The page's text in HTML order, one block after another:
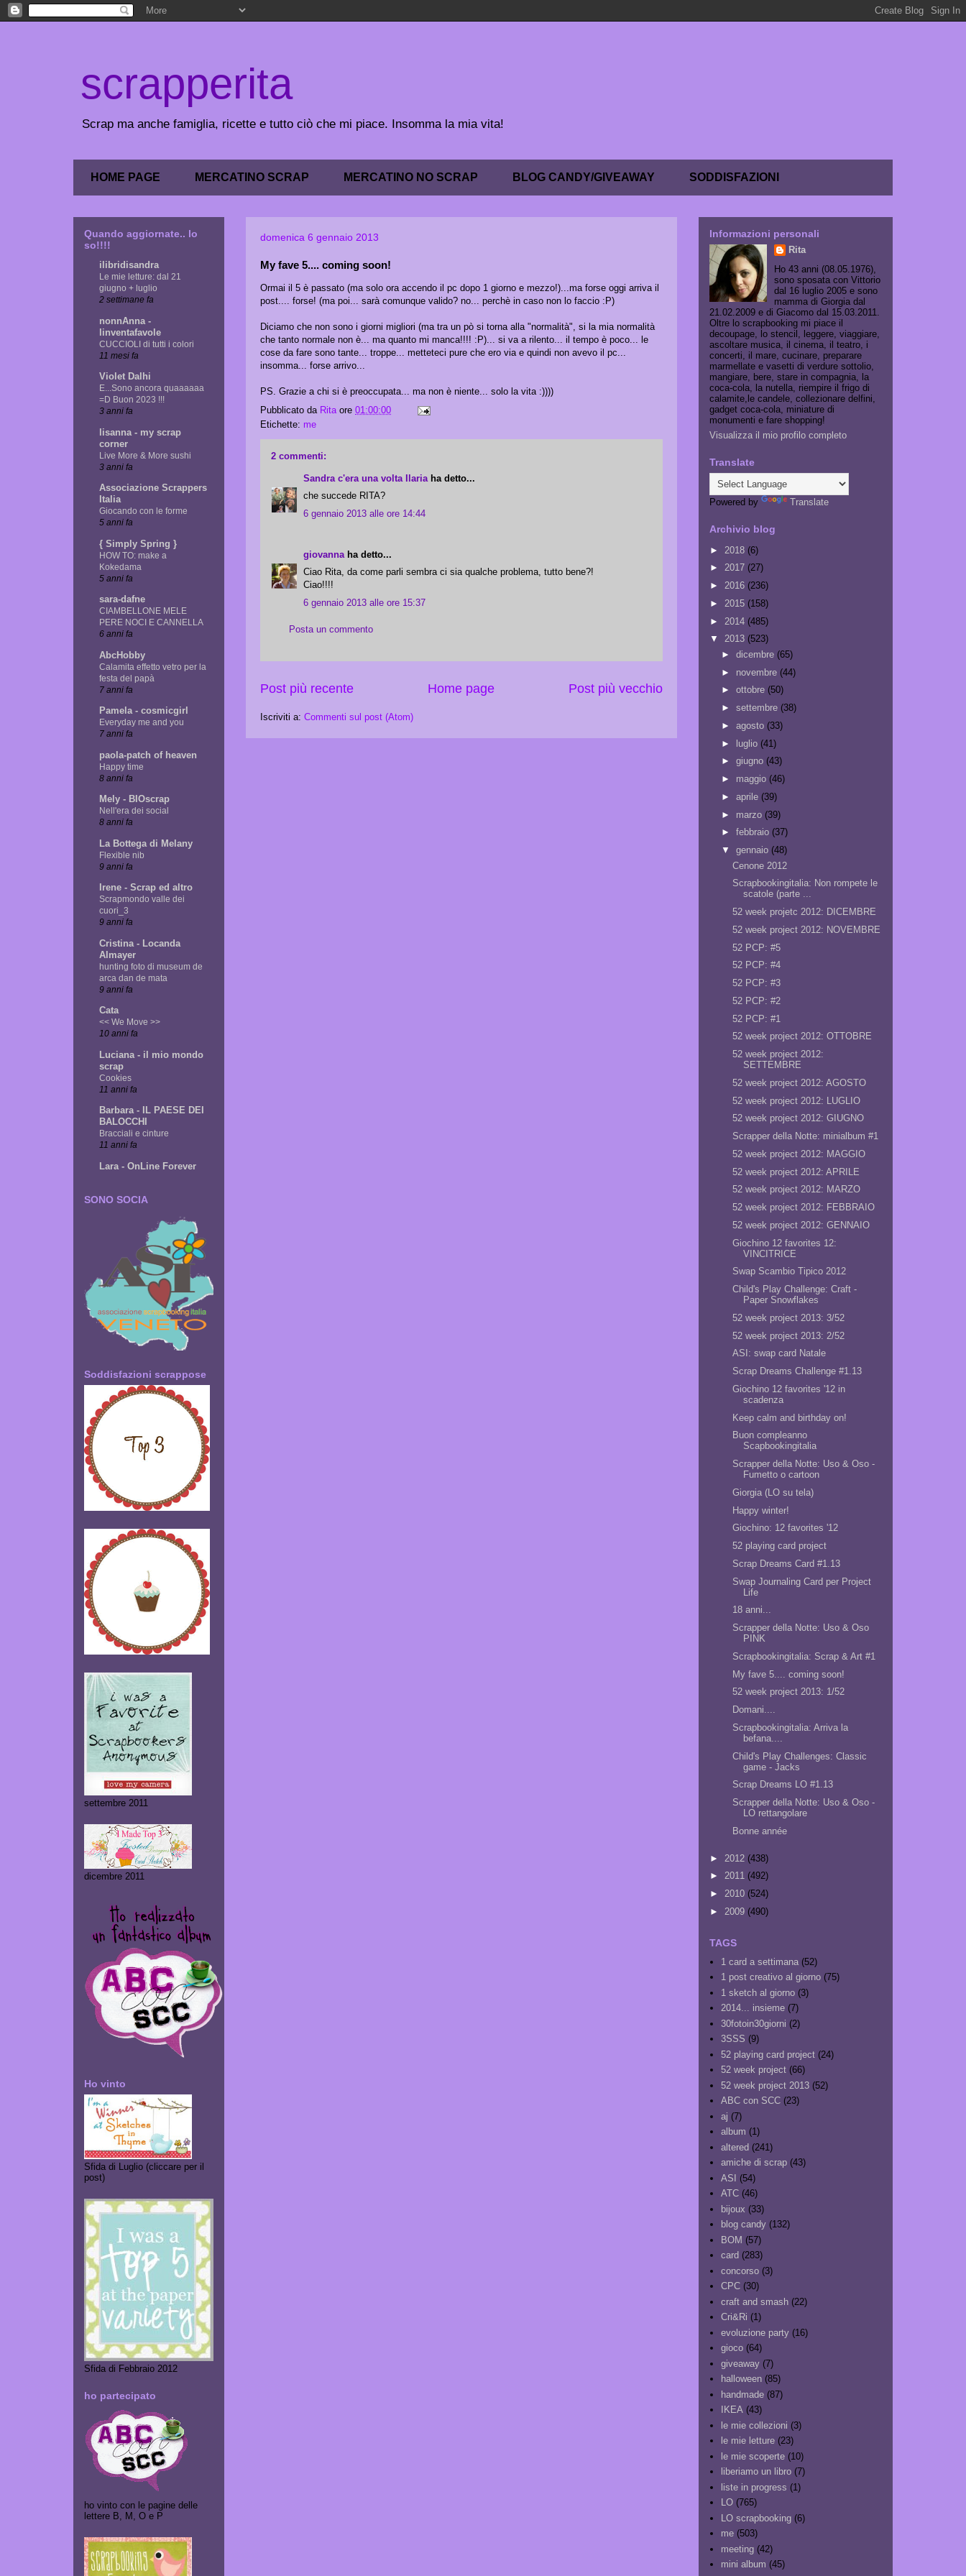
scrapperita
Scrap ma anche famiglia, ricette e tutto ciò che mi piace. Insomma la mia vita!
HOME PAGE MERCATINO SCRAP MERCATINO NO SCRAP BLOG CANDY/GIVEAWAY SODDISFAZIONI
domenica 6 gennaio 2013
My fave 5.... coming soon!
Ormai il 5 è passato (ma solo ora accendo il pc dopo 1 giorno e mezzo!)...ma forse oggi arriva il
post.... forse! (ma poi... sarà comunque valido? no... perchè in caso non lo faccio :P)
Diciamo che non sono i giorni migliori (ma tra un pò si torna alla "normalità", si la mia normalità
che tanto normale non è... ma quanto mi manca!!!! :P)... si va a rilento... il tempo è poco... le
cose da fare sono tante... troppe... metteteci pure che ero via e quindi non avevo il pc...
insomma... forse arrivo...
PS. Grazie a chi si è preoccupata... ma non è niente... solo la vita :))))
Pubblicato da Rita ore 01:00:00
Etichette: me
2 commenti:
Sandra c'era una volta Ilaria ha detto...
che succede RITA?
6 gennaio 2013 alle ore 14:44
giovanna ha detto...
Ciao Rita, da come parli sembra ci sia qualche problema, tutto bene?!
Ciao!!!!
6 gennaio 2013 alle ore 15:37
Posta un commento
Post più recente Post più vecchio
Home page
Iscriviti a: Commenti sul post (Atom)
Quando aggiornate.. lo
so!!!!
ilibridisandra
Le mie letture: dal 21
giugno + luglio
2 settimane fa
nonnAnna -
linventafavole
CUCCIOLI di tutti i colori
11 mesi fa
Violet Dalhi
E...Sono ancora quaaaaaa
=D Buon 2023 !!!
3 anni fa
lisanna - my scrap
corner
Live More & More sushi
3 anni fa
Associazione Scrappers
Italia
Giocando con le forme
5 anni fa
{ Simply Spring }
HOW TO: make a
Kokedama
5 anni fa
sara-dafne
CIAMBELLONE MELE
PERE NOCI E CANNELLA
6 anni fa
AbcHobby
Calamita effetto vetro per la
festa del papà
7 anni fa
Pamela - cosmicgirl
Everyday me and you
7 anni fa
paola-patch of heaven
Happy time
8 anni fa
Mely - BIOscrap
Nell'era dei social
8 anni fa
La Bottega di Melany
Flexible nib
9 anni fa
Irene - Scrap ed altro
Scrapmondo valle dei
cuori_3
9 anni fa
Cristina - Locanda
Almayer
hunting foto di museum de
arca dan de mata
9 anni fa
Cata
<< We Move >>
10 anni fa
Luciana - il mio mondo
scrap
Cookies
11 anni fa
Barbara - IL PAESE DEI
BALOCCHI
Bracciali e cinture
11 anni fa
Lara - OnLine Forever
SONO SOCIA
Soddisfazioni scrappose
settembre 2011
dicembre 2011
Ho vinto
Sfida di Luglio (cliccare per il
post)
Sfida di Febbraio 2012
ho partecipato
ho vinto con le pagine delle
lettere B, M, O e P
Informazioni personali
Rita
Ho 43 anni (08.05.1976),
sono sposata con Vittorio
dal 16 luglio 2005 e sono
mamma di Giorgia dal
21.02.2009 e di Giacomo dal 15.03.2011.
Oltre lo scrapbooking mi piace il
decoupage, lo stencil, leggere, viaggiare,
ascoltare musica, il cinema, il teatro, i
concerti, il mare, cucinare, preparare
marmellate e vasetti di verdure sottolio,
mangiare, bere, stare in compagnia, la
coca-cola, la nutella, riempire il frigo di
calamite,le candele, collezionare delfini,
gadget coca-cola, miniature di
monumenti e fare shopping!
Visualizza il mio profilo completo
Translate
Powered by Translate
Archivio blog
► 2018 (6)
► 2017 (27)
► 2016 (236)
► 2015 (158)
► 2014 (485)
▼ 2013 (523)
► dicembre (65)
► novembre (44)
► ottobre (50)
► settembre (38)
► agosto (33)
► luglio (41)
► giugno (43)
► maggio (46)
► aprile (39)
► marzo (39)
► febbraio (37)
▼ gennaio (48)
Cenone 2012
Scrapbookingitalia: Non rompete le
scatole (parte ...
52 week projetc 2012: DICEMBRE
52 week project 2012: NOVEMBRE
52 PCP: #5
52 PCP: #4
52 PCP: #3
52 PCP: #2
52 PCP: #1
52 week project 2012: OTTOBRE
52 week project 2012:
SETTEMBRE
52 week project 2012: AGOSTO
52 week project 2012: LUGLIO
52 week project 2012: GIUGNO
Scrapper della Notte: minialbum #1
52 week project 2012: MAGGIO
52 week project 2012: APRILE
52 week project 2012: MARZO
52 week project 2012: FEBBRAIO
52 week project 2012: GENNAIO
Giochino 12 favorites 12:
VINCITRICE
Swap Scambio Tipico 2012
Child's Play Challenge: Craft -
Paper Snowflakes
52 week project 2013: 3/52
52 week project 2013: 2/52
ASI: swap card Natale
Scrap Dreams Challenge #1.13
Giochino 12 favorites '12 in
scadenza
Keep calm and birthday on!
Buon compleanno
Scapbookingitalia
Scrapper della Notte: Uso & Oso -
Fumetto o cartoon
Giorgia (LO su tela)
Happy winter!
Giochino: 12 favorites '12
52 playing card project
Scrap Dreams Card #1.13
Swap Journaling Card per Project
Life
18 anni...
Scrapper della Notte: Uso & Oso
PINK
Scrapbookingitalia: Scrap & Art #1
My fave 5.... coming soon!
52 week project 2013: 1/52
Domani....
Scrapbookingitalia: Arriva la
befana....
Child's Play Challenges: Classic
game - Jacks
Scrap Dreams LO #1.13
Scrapper della Notte: Uso & Oso -
LO rettangolare
Bonne année
► 2012 (438)
► 2011 (492)
► 2010 (524)
► 2009 (490)
TAGS
1 card a settimana (52)
1 post creativo al giorno (75)
1 sketch al giorno (3)
2014... insieme (7)
30fotoin30giorni (2)
3SSS (9)
52 playing card project (24)
52 week project (66)
52 week project 2013 (52)
ABC con SCC (23)
aj (7)
album (1)
altered (241)
amiche di scrap (43)
ASI (54)
ATC (46)
bijoux (33)
blog candy (132)
BOM (57)
card (283)
concorso (3)
CPC (30)
craft and smash (22)
Cri&Ri (1)
evoluzione party (16)
gioco (64)
giveaway (7)
halloween (85)
handmade (87)
IKEA (43)
le mie collezioni (3)
le mie letture (23)
le mie scoperte (10)
liberiamo un libro (7)
liste in progress (1)
LO (765)
LO scrapbooking (6)
me (503)
meeting (42)
mini album (45)